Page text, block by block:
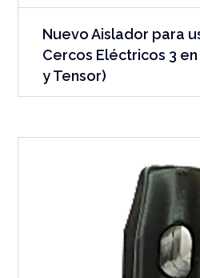
Nuevo Aislador para
Cercos Eléctricos 3 en
y Tensor)